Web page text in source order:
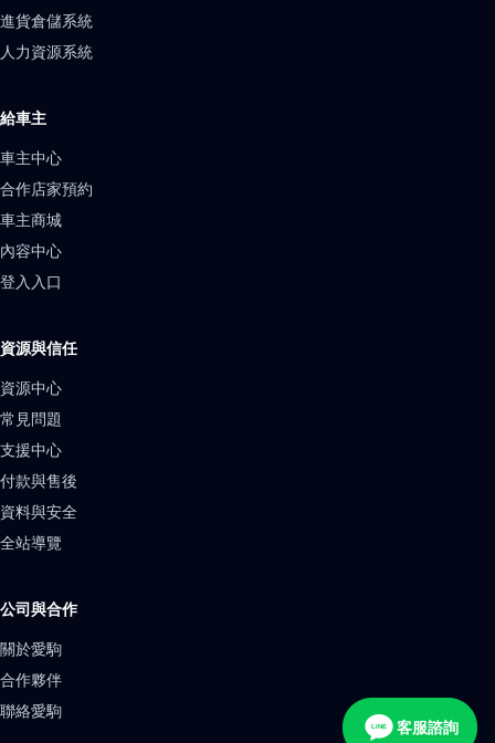
進貨倉儲系統
人力資源系統
給車主
車主中心
合作店家預約
車主商城
內容中心
登入入口
資源與信任
資源中心
常見問題
支援中心
付款與售後
資料與安全
全站導覽
公司與合作
關於愛駒
合作夥伴
聯絡愛駒
LINE 客服諮詢